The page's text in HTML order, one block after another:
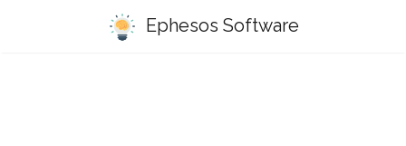
Ephesos Software